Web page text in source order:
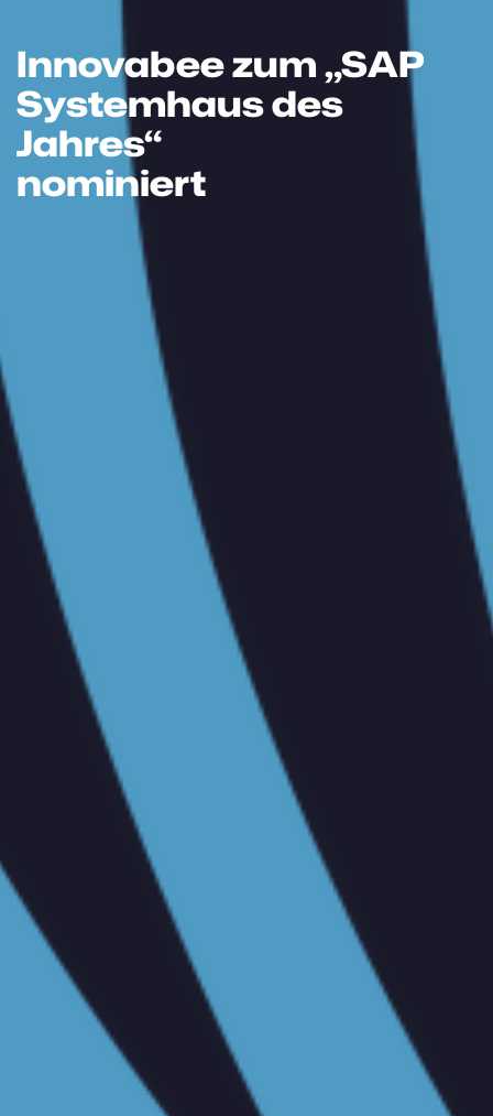
Innovabee zum „SAP
Systemhaus des
Jahres“
nominiert